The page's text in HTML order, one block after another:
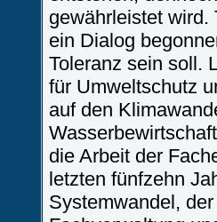
gewährleistet wird.
ein Dialog
Toleranz sein soll.
für Umweltschutz
auf den
die Arbeit der
letzten fünfzehn
Systemwandel,